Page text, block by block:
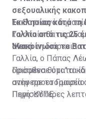
σεξουαλικής
Εκκλησίας κατά τη
Γαλλία από τις 25
ανακοίνωσε το
Το Βατικανό
το οποίο θα
Μετς.
"Κατά τη διάρκεια
Γαλλία, ο Πάπας
ορισμένα θύματα
ανέφερε το
Πρόσθεσε ότι "τα
στην προετοιμασία
Περισσότερες
Πηγή: ΚΥΠΕ